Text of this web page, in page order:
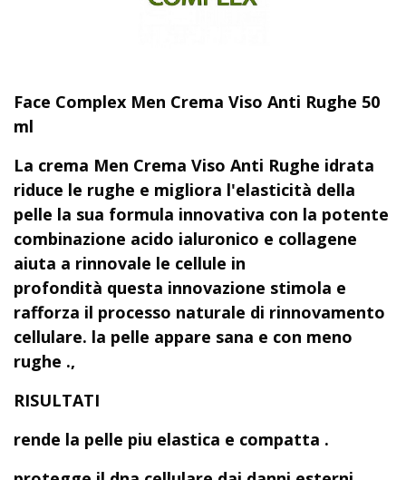
Face Complex Men Crema Viso Anti Rughe 50
ml
La crema Men Crema Viso Anti Rughe idrata
riduce le rughe e migliora l'elasticità della
pelle la sua formula innovativa con la potente
combinazione acido ialuronico e collagene
aiuta a rinnovale le cellule in
profondità questa innovazione stimola e
rafforza il processo naturale di rinnovamento
cellulare. la pelle appare sana e con meno
rughe .,
RISULTATI
rende la pelle piu elastica e compatta .